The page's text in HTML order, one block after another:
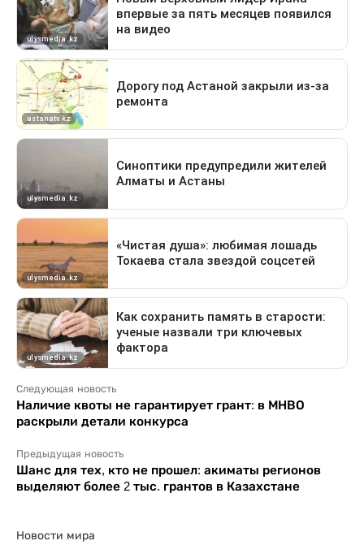
Следующая новость
Наличие квоты не гарантирует грант: в МНВО
раскрыли детали конкурса
Предыдущая новость
Шанс для тех, кто не прошел: акиматы регионов
выделяют более 2 тыс. грантов в Казахстане
Новости мира